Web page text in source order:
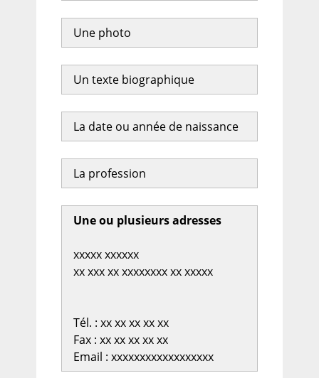
Une photo
Un texte biographique
La date ou année de naissance
La profession
Une ou plusieurs adresses
xxxxx xxxxxx
xx xxx xx xxxxxxxx xx xxxxx
Tél. : xx xx xx xx xx
Fax : xx xx xx xx xx
Email : xxxxxxxxxxxxxxxxxx